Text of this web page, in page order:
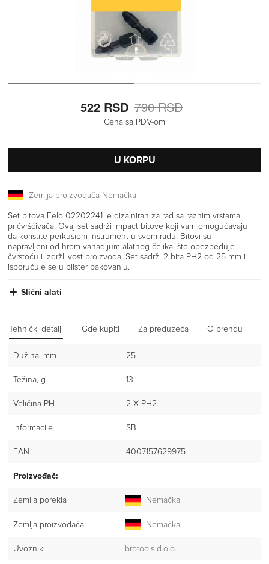
522 RSD 790 RSD
Cena sa PDV-om
U KORPU
Zemlja proizvođača Nemačka
Set bitova Felo 02202241 je dizajniran za rad sa raznim vrstama
pričvršćivača. Ovaj set sadrži Impact bitove koji vam omogućavaju
da koristite perkusioni instrument u svom radu. Bitovi su
napravljeni od hrom-vanadijum alatnog čelika, što obezbeđuje
čvrstoću i izdržljivost proizvoda. Set sadrži 2 bita PH2 od 25 mm i
isporučuje se u blister pakovanju.
Slični alati
Tehnički detalji Gde kupiti Za preduzeća O brendu
Dužina, mm 25
Težina, g 13
Veličina PH 2 X PH2
Informacije SB
EAN 4007157629975
Proizvođač:
Zemlja porekla Nemačka
Zemlja proizvođača Nemačka
Uvoznik: brotools d.o.o.